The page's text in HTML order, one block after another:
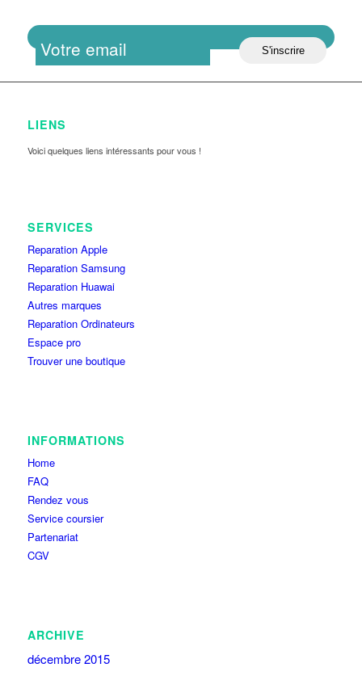
LIENS
Voici quelques liens intéressants pour vous !
SERVICES
Reparation Apple
Reparation Samsung
Reparation Huawai
Autres marques
Reparation Ordinateurs
Espace pro
Trouver une boutique
INFORMATIONS
Home
FAQ
Rendez vous
Service coursier
Partenariat
CGV
ARCHIVE
décembre 2015